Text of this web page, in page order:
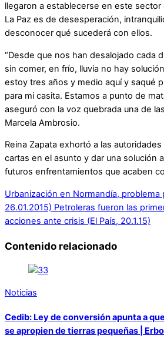
llegaron a establecerse en este sector
La Paz es de desesperación,
desconocer qué sucederá con ellos.
“Desde que nos han desalojado cada
sin comer, en frío, lluvia no hay
estoy tres años y medio aquí y saqué
para mi casita. Estamos a punto de
aseguró con la voz quebrada una de
Marcela Ambrosio.
Reina Zapata exhortó a las
cartas en el asunto y dar una solución
futuros enfrentamientos que acaben
Urbanización en Normandía, problema
26.01.2015) Petroleras fueron las
acciones ante crisis (El País, 20.1.15)
Contenido relacionado
Noticias
Cedib: Ley de conversión apunta a
se apropien de tierras pequeñas |